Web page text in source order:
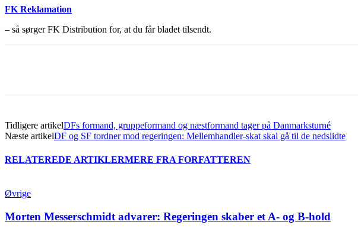
FK Reklamation
– så sørger FK Distribution for, at du får bladet tilsendt.
Tidligere artikelDFs formand, gruppeformand og næstformand tager på Danmarksturné
Næste artikelDF og SF tordner mod regeringen: Mellemhandler-skat skal gå til de nedslidte
RELATEREDE ARTIKLERMERE FRA FORFATTEREN
Øvrige
Morten Messerschmidt advarer: Regeringen skaber et A- og B-hold